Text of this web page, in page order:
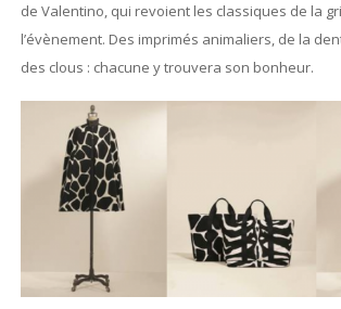
de Valentino, qui revoient les classiques de la
l’évènement. Des imprimés animaliers, de la
des clous : chacune y trouvera son bonheur.